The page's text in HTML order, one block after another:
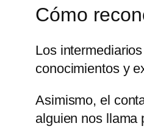
Cómo
Los
conocimientos y
Asimismo, el
alguien nos llama